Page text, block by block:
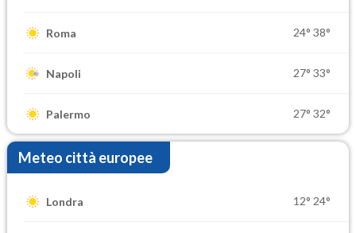
Roma 24° 38°
Napoli 27° 33°
Palermo 27° 32°
Meteo città europee
Londra 12° 24°